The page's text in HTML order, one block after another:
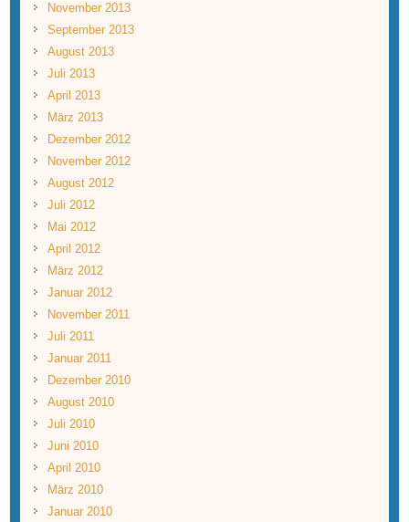
November 2013
September 2013
August 2013
Juli 2013
April 2013
März 2013
Dezember 2012
November 2012
August 2012
Juli 2012
Mai 2012
April 2012
März 2012
Januar 2012
November 2011
Juli 2011
Januar 2011
Dezember 2010
August 2010
Juli 2010
Juni 2010
April 2010
März 2010
Januar 2010